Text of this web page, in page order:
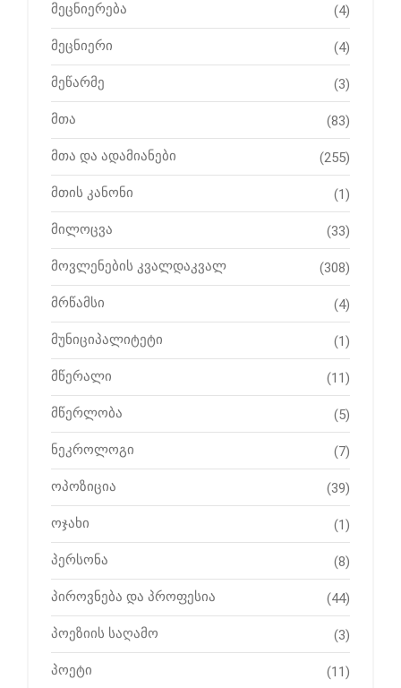
მეცნიერება (4)
მეცნიერი (4)
მეწარმე (3)
მთა (83)
მთა და ადამიანები (255)
მთის კანონი (1)
მილოცვა (33)
მოვლენების კვალდაკვალ (308)
მრწამსი (4)
მუნიციპალიტეტი (1)
მწერალი (11)
მწერლობა (5)
ნეკროლოგი (7)
ოპოზიცია (39)
ოჯახი (1)
პერსონა (8)
პიროვნება და პროფესია (44)
პოეზიის საღამო (3)
პოეტი (11)